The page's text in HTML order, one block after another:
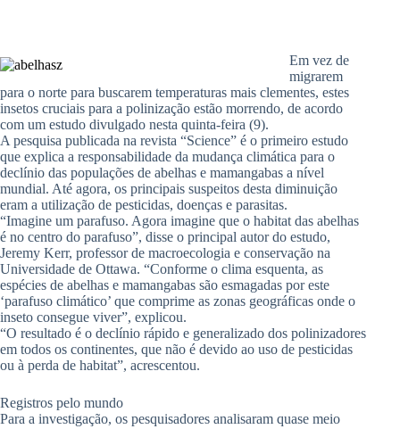
Em vez de
migrarem
para o norte para buscarem temperaturas mais clementes, estes
insetos cruciais para a polinização estão morrendo, de acordo
com um estudo divulgado nesta quinta-feira (9).
A pesquisa publicada na revista “Science” é o primeiro estudo
que explica a responsabilidade da mudança climática para o
declínio das populações de abelhas e mamangabas a nível
mundial. Até agora, os principais suspeitos desta diminuição
eram a utilização de pesticidas, doenças e parasitas.
“Imagine um parafuso. Agora imagine que o habitat das abelhas
é no centro do parafuso”, disse o principal autor do estudo,
Jeremy Kerr, professor de macroecologia e conservação na
Universidade de Ottawa. “Conforme o clima esquenta, as
espécies de abelhas e mamangabas são esmagadas por este
‘parafuso climático’ que comprime as zonas geográficas onde o
inseto consegue viver”, explicou.
“O resultado é o declínio rápido e generalizado dos polinizadores
em todos os continentes, que não é devido ao uso de pesticidas
ou à perda de habitat”, acrescentou.
Registros pelo mundo
Para a investigação, os pesquisadores analisaram quase meio